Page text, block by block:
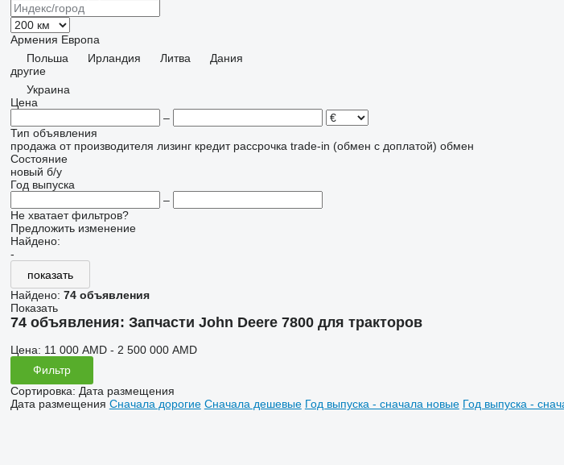
Армения Европа
Польша
Ирландия Литва
Дания
другие
Украина
Цена
–
Тип объявления
продажа от производителя лизинг кредит рассрочка trade-in (обмен с доплатой) обмен
Состояние
новый б/у
Год выпуска
–
Не хватает фильтров?
Предложить изменение
Найдено:
-
показать
Найдено: 74 объявления
Показать
74 объявления: Запчасти John Deere 7800 для тракторов
Цена: 11 000 AMD - 2 500 000 AMD
Фильтр
Сортировка: Дата размещения
Дата размещения Сначала дорогие Сначала дешевые Год выпуска - сначала новые Год выпуска -